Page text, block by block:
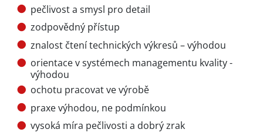
pečlivost a smysl pro detail
zodpovědný přístup
znalost čtení technických výkresů – výhodou
orientace v systémech managementu kvality -
výhodou
ochotu pracovat ve výrobě
praxe výhodou, ne podmínkou
vysoká míra pečlivosti a dobrý zrak